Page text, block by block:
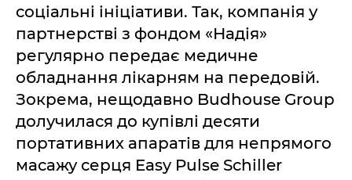
соціальні ініціативи. Так, компанія у
партнерстві з фондом «Надія»
регулярно передає медичне
обладнання лікарням на передовій.
Зокрема, нещодавно Budhouse Group
долучилася до купівлі десяти
портативних апаратів для непрямого
масажу серця Easy Pulse Schiller